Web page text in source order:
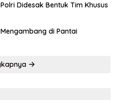
Didesak Bentuk Tim Khusus
di Pantai